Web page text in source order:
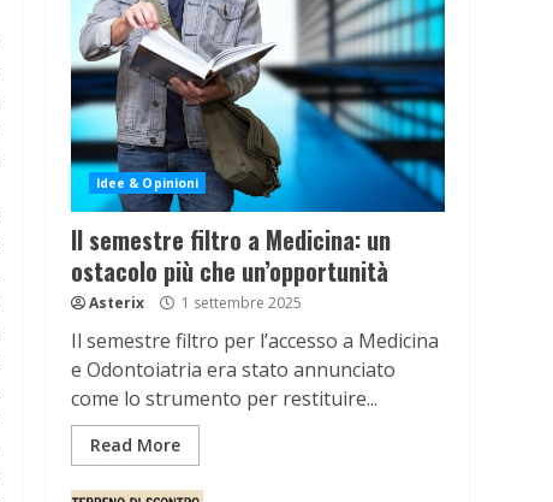
Idee & Opinioni
Il semestre filtro a Medicina: un
ostacolo più che un’opportunità
Asterix 1 settembre 2025
Il semestre filtro per l’accesso a Medicina
e Odontoiatria era stato annunciato
come lo strumento per restituire...
Read More